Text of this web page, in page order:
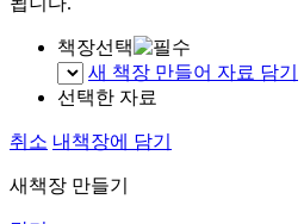
책장선택
새 책장 만들어 자료 담기
선택한 자료
취소 내책장에 담기
새책장 만들기